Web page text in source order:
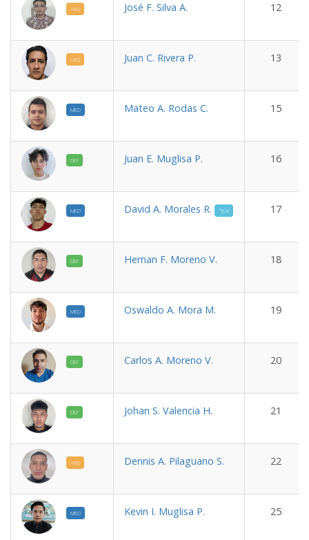
ARQ José F. Silva A. 12
ARQ Juan C. Rivera P. 13
MED Mateo A. Rodas C. 15
DEF Juan E. Muglisa P. 16
MED David A. Morales R. *JUV 17
DEF Hernan F. Moreno V. 18
MED Oswaldo A. Mora M. 19
DEF Carlos A. Moreno V. 20
DEF Johan S. Valencia H. 21
ARQ Dennis A. Pilaguano S. 22
MED Kevin I. Muglisa P. 25